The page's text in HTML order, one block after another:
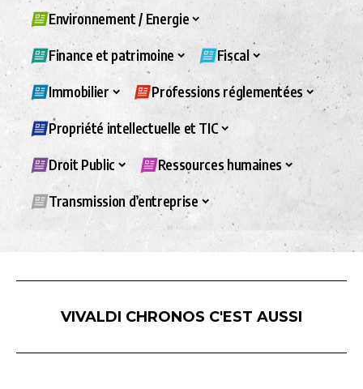
Environnement / Energie
Finance et patrimoine Fiscal
Immobilier Professions réglementées
Propriété intellectuelle et TIC
Droit Public Ressources humaines
Transmission d’entreprise
VIVALDI CHRONOS C'EST AUSSI